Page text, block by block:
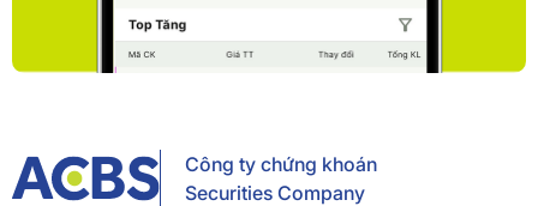
Công ty chứng khoán
Securities Company